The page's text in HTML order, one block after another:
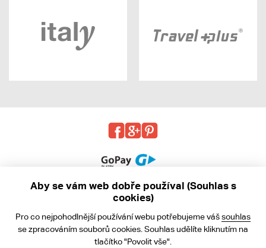
Obchodní podmínky
Ochrana osobních údajů
Aby se vám web dobře používal (Souhlas s
cookies)
Pro co nejpohodlnější používání webu potřebujeme vášsouhlas
se zpracováním souborů cookies. Souhlas udělíte kliknutím na
tlačítko "Povolit vše".